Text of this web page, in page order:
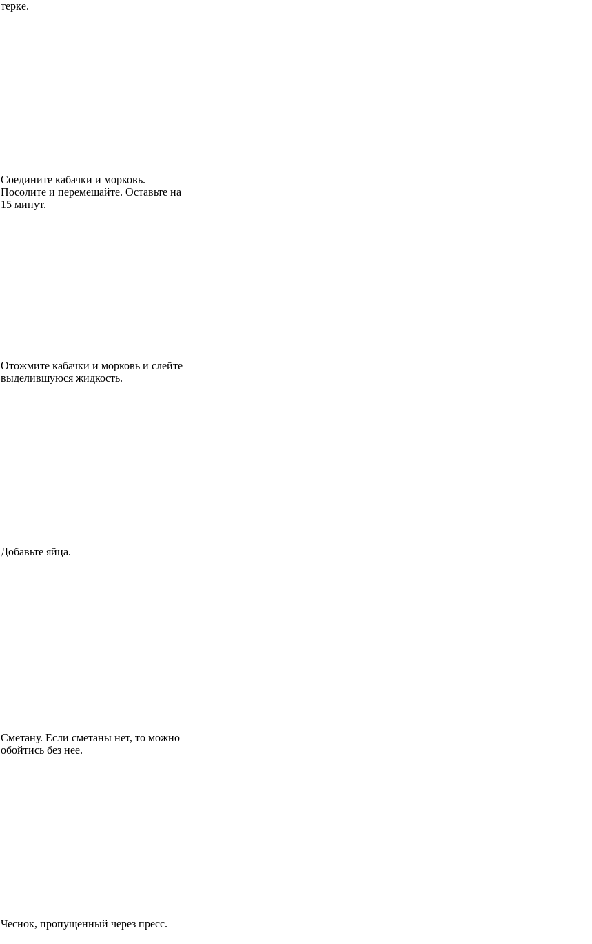
терке.
Соедините кабачки и морковь.
Посолите и перемешайте. Оставьте на
15 минут.
Отожмите кабачки и морковь и слейте
выделившуюся жидкость.
Добавьте яйца.
Сметану. Если сметаны нет, то можно
обойтись без нее.
Чеснок, пропущенный через пресс.